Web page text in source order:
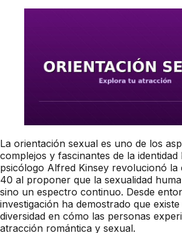
La orientación sexual es uno de los
complejos y fascinantes de la identidad
psicólogo Alfred Kinsey revolucionó la
40 al proponer que la sexualidad
sino un espectro continuo. Desde
investigación ha demostrado que
diversidad en cómo las personas
atracción romántica y sexual.